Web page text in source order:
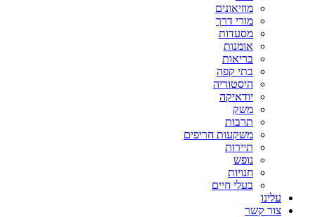
מוזיאונים
מורי דרך
מסעדות
אומנות
בריאות
בתי קפה
היסטוריה
יודאיקה
משק
תרבות
משקעות חריפים
תיירות
נופש
חנויות
בעלי חיים
עלינו
צור קשר